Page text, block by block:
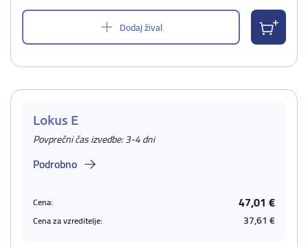
Dodaj žival
Lokus E
Povprečni čas izvedbe: 3-4 dni
Podrobno
Cena: 47,01 €
Cena za vzreditelje: 37,61 €